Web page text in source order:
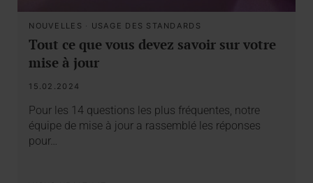
NOUVELLES · USAGE DES STANDARDS
Tout ce que vous devez savoir sur votre
mise à jour
15.02.2024
Pour les 14 questions les plus fréquentes, notre
équipe de mise à jour a rassemblé les réponses
pour…